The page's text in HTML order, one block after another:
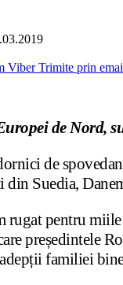
Viber Trimite prin
de Nord,
de
Suedia,
rugat pentru
președintele
familiei